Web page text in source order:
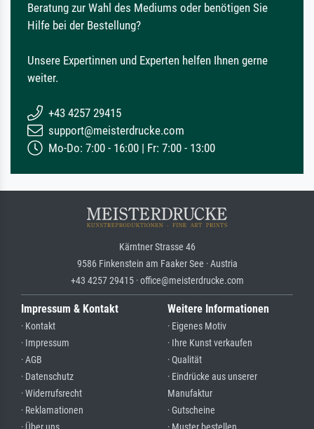
Beratung zur Wahl des Mediums oder benötigen Sie
Hilfe bei der Bestellung?
Unsere Expertinnen und Experten helfen Ihnen gerne
weiter.
+43 4257 29415
support@meisterdrucke.com
Mo-Do: 7:00 - 16:00 | Fr: 7:00 - 13:00
Kärntner Strasse 46
9586 Finkenstein am Faaker See · Austria
+43 4257 29415 · office@meisterdrucke.com
Impressum & Kontakt
· Kontakt
· Impressum
· AGB
· Datenschutz
· Widerrufsrecht
· Reklamationen
Weitere Informationen
· Eigenes Motiv
· Ihre Kunst verkaufen
· Qualität
· Eindrücke aus unserer
Manufaktur
· Gutscheine